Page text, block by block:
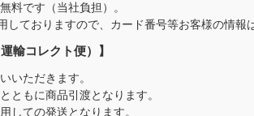
料です（当社負担）。
しておりますので、カード番号等お客様の情報
輸コレクト便）】
いただきます。
ともに商品引渡となります。
しての発送となります。